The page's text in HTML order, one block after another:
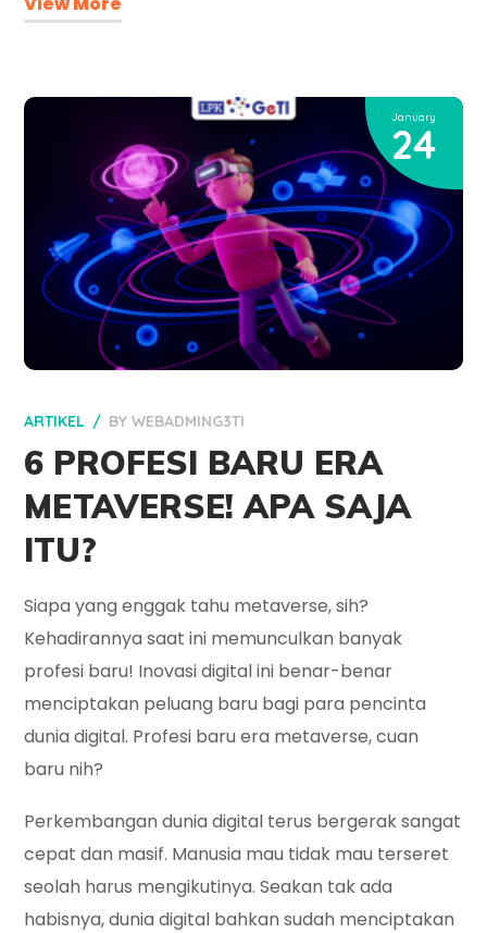
January
24
ARTIKEL BYWEBADMING3TI
6 PROFESI BARU ERA
METAVERSE! APA SAJA
ITU?
Siapa yang enggak tahu metaverse, sih?
Kehadirannya saat ini memunculkan banyak
profesi baru! Inovasi digital ini benar-benar
menciptakan peluang baru bagi para pencinta
dunia digital. Profesi baru era metaverse, cuan
baru nih?
Perkembangan dunia digital terus bergerak sangat
cepat dan masif. Manusia mau tidak mau terseret
seolah harus mengikutinya. Seakan tak ada
habisnya, dunia digital bahkan sudah menciptakan